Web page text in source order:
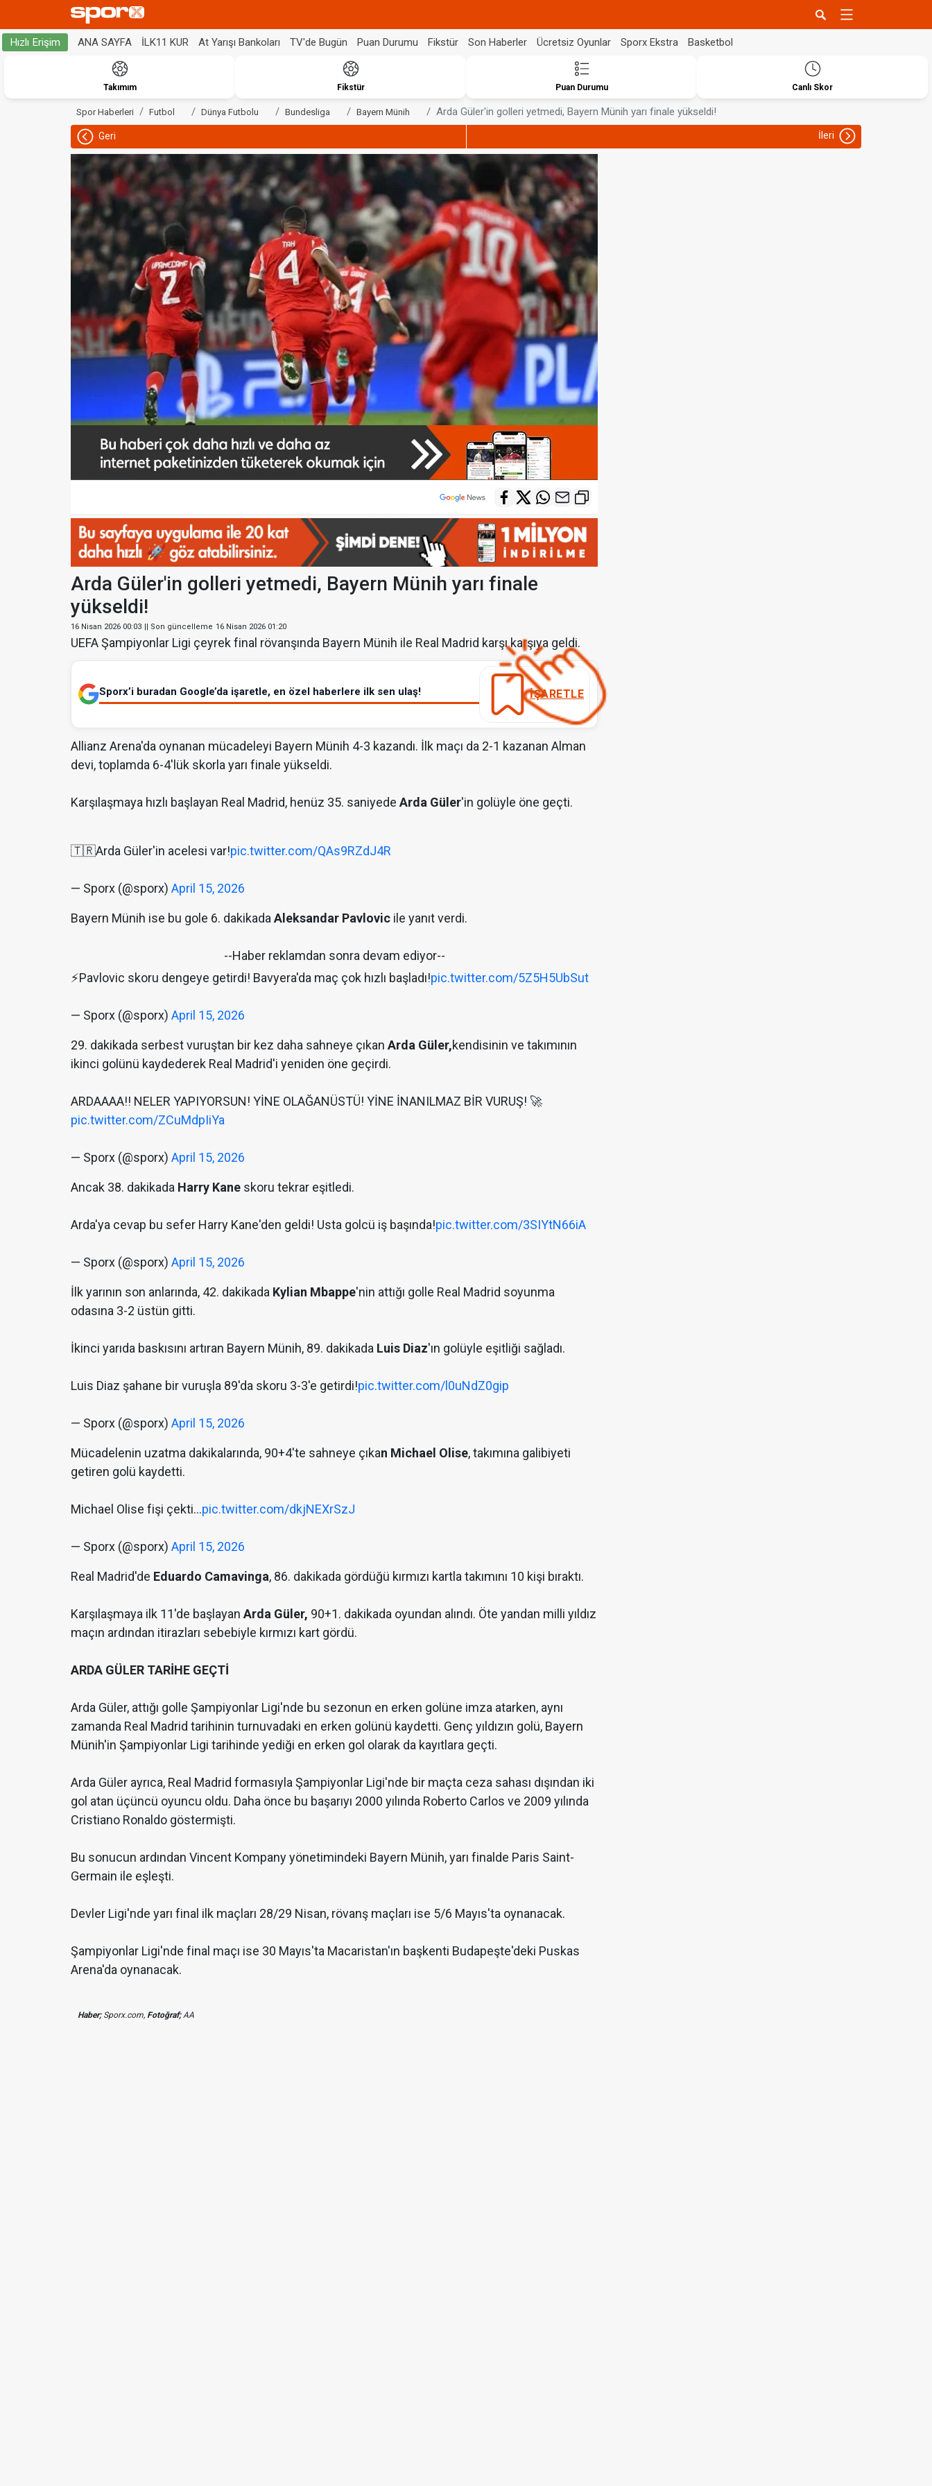
Hızlı Erişim ANA SAYFA İLK11 KUR At Yarışı Bankoları TV'de Bugün Puan Durumu Fikstür Son Haberler Ücretsiz Oyunlar Sporx Ekstra Basketbol
Takımım Fikstür Puan Durumu Canlı Skor
Spor Haberleri Futbol Dünya Futbolu Bundesliga Bayern Münih Arda Güler'in golleri yetmedi, Bayern Münih yarı finale yükseldi!
Geri İleri
Arda Güler'in golleri yetmedi, Bayern Münih yarı finale
yükseldi!
16 Nisan 2026 00:03 || Son güncelleme 16 Nisan 2026 01:20
UEFA Şampiyonlar Ligi çeyrek final rövanşında Bayern Münih ile Real Madrid karşı karşıya geldi.
Sporx’i buradan Google’da işaretle, en özel haberlere ilk sen ulaş! İŞARETLE
Allianz Arena'da oynanan mücadeleyi Bayern Münih 4-3 kazandı. İlk maçı da 2-1 kazanan Alman
devi, toplamda 6-4'lük skorla yarı finale yükseldi.
Karşılaşmaya hızlı başlayan Real Madrid, henüz 35. saniyede Arda Güler'in golüyle öne geçti.
🇹🇷Arda Güler'in acelesi var!pic.twitter.com/QAs9RZdJ4R
— Sporx (@sporx) April 15, 2026
Bayern Münih ise bu gole 6. dakikada Aleksandar Pavlovic ile yanıt verdi.
--Haber reklamdan sonra devam ediyor--
⚡️Pavlovic skoru dengeye getirdi! Bavyera'da maç çok hızlı başladı!pic.twitter.com/5Z5H5UbSut
— Sporx (@sporx) April 15, 2026
29. dakikada serbest vuruştan bir kez daha sahneye çıkan Arda Güler,kendisinin ve takımının
ikinci golünü kaydederek Real Madrid'i yeniden öne geçirdi.
ARDAAAA!! NELER YAPIYORSUN! YİNE OLAĞANÜSTÜ! YİNE İNANILMAZ BİR VURUŞ! 🚀
pic.twitter.com/ZCuMdpIiYa
— Sporx (@sporx) April 15, 2026
Ancak 38. dakikada Harry Kane skoru tekrar eşitledi.
Arda'ya cevap bu sefer Harry Kane'den geldi! Usta golcü iş başında!pic.twitter.com/3SIYtN66iA
— Sporx (@sporx) April 15, 2026
İlk yarının son anlarında, 42. dakikada Kylian Mbappe'nin attığı golle Real Madrid soyunma
odasına 3-2 üstün gitti.
İkinci yarıda baskısını artıran Bayern Münih, 89. dakikada Luis Diaz'ın golüyle eşitliği sağladı.
Luis Diaz şahane bir vuruşla 89'da skoru 3-3'e getirdi!pic.twitter.com/l0uNdZ0gip
— Sporx (@sporx) April 15, 2026
Mücadelenin uzatma dakikalarında, 90+4'te sahneye çıkan Michael Olise, takımına galibiyeti
getiren golü kaydetti.
Michael Olise fişi çekti...pic.twitter.com/dkjNEXrSzJ
— Sporx (@sporx) April 15, 2026
Real Madrid'de Eduardo Camavinga, 86. dakikada gördüğü kırmızı kartla takımını 10 kişi bıraktı.
Karşılaşmaya ilk 11'de başlayan Arda Güler, 90+1. dakikada oyundan alındı. Öte yandan milli yıldız
maçın ardından itirazları sebebiyle kırmızı kart gördü.
ARDA GÜLER TARİHE GEÇTİ
Arda Güler, attığı golle Şampiyonlar Ligi'nde bu sezonun en erken golüne imza atarken, aynı
zamanda Real Madrid tarihinin turnuvadaki en erken golünü kaydetti. Genç yıldızın golü, Bayern
Münih'in Şampiyonlar Ligi tarihinde yediği en erken gol olarak da kayıtlara geçti.
Arda Güler ayrıca, Real Madrid formasıyla Şampiyonlar Ligi'nde bir maçta ceza sahası dışından iki
gol atan üçüncü oyuncu oldu. Daha önce bu başarıyı 2000 yılında Roberto Carlos ve 2009 yılında
Cristiano Ronaldo göstermişti.
Bu sonucun ardından Vincent Kompany yönetimindeki Bayern Münih, yarı finalde Paris Saint-
Germain ile eşleşti.
Devler Ligi'nde yarı final ilk maçları 28/29 Nisan, rövanş maçları ise 5/6 Mayıs'ta oynanacak.
Şampiyonlar Ligi'nde final maçı ise 30 Mayıs'ta Macaristan'ın başkenti Budapeşte'deki Puskas
Arena'da oynanacak.
Haber;Sporx.com, Fotoğraf;AA